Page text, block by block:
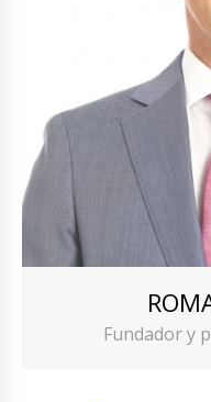
Fundador y